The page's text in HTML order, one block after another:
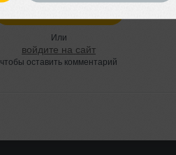
Или
войдите на сайт
чтобы оставить комментарий